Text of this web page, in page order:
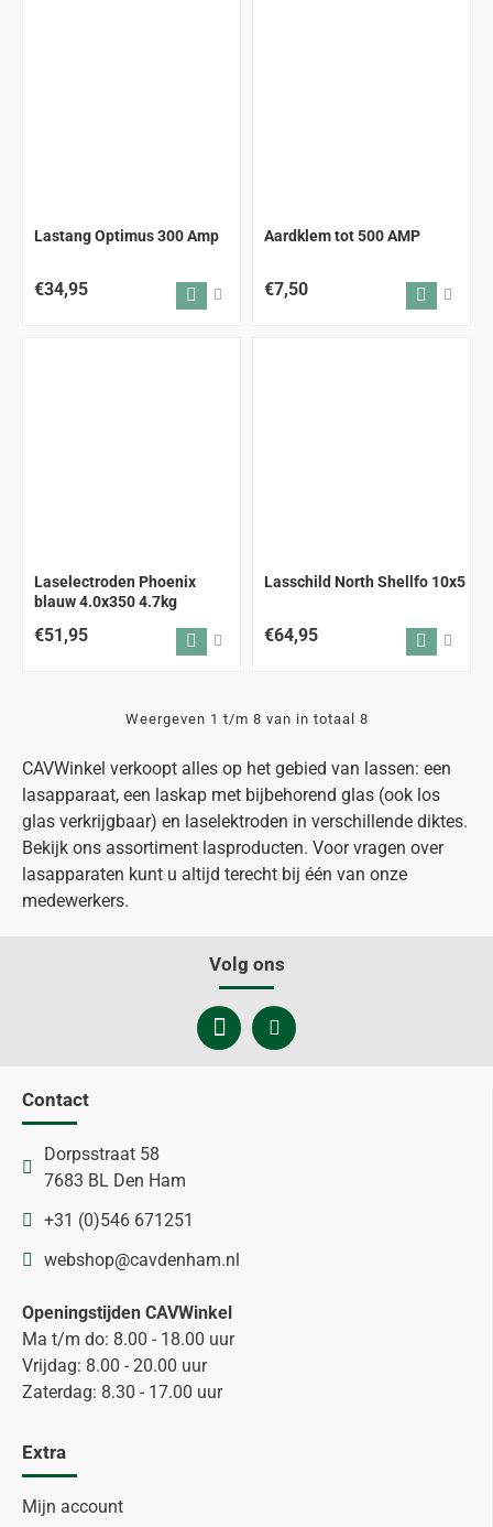
CAVWinkel verkoopt alles op het gebied van lassen: een
lasapparaat, een laskap met bijbehorend glas (ook los
glas verkrijgbaar) en laselektroden in verschillende diktes.
Bekijk ons assortiment lasproducten. Voor vragen over
lasapparaten kunt u altijd terecht bij één van onze
medewerkers.
Lastang Optimus 300 Amp
€34,95
Aardklem tot 500 AMP
€7,50
Laselectroden Phoenix
blauw 4.0x350 4.7kg
€51,95
Lasschild North Shellfo 10x5
€64,95
Weergeven 1 t/m 8 van in totaal 8
Volg ons
Contact
Dorpsstraat 58
7683 BL Den Ham
+31 (0)546 671251
webshop@cavdenham.nl
Openingstijden CAVWinkel
Ma t/m do: 8.00 - 18.00 uur
Vrijdag: 8.00 - 20.00 uur
Zaterdag: 8.30 - 17.00 uur
Extra
Mijn account